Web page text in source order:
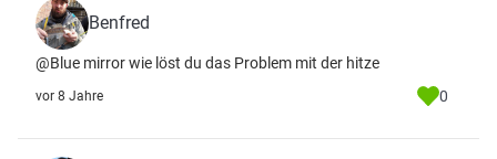
Benfred
@Blue mirror wie löst du das Problem mit der hitze
vor 8 Jahre 0